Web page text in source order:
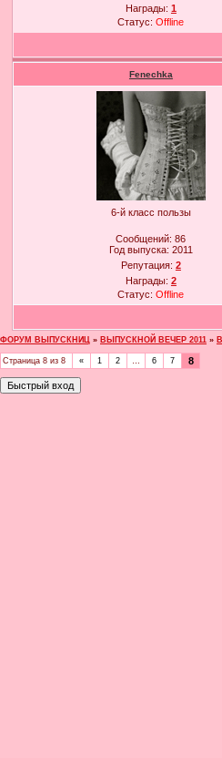
Награды: 1
Статус:Offline
Fenechka
6-й класс пользы
Сообщений:86
Год выпуска: 2011
Репутация: 2
Награды: 2
Статус:Offline
ФОРУМ ВЫПУСКНИЦ » ВЫПУСКНОЙ ВЕЧЕР 2011 »
Страница 8 из 8 « 1 2 … 6 7 8